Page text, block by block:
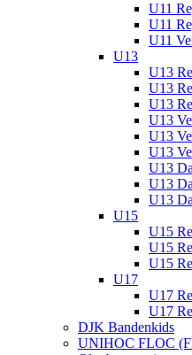
U11
U11
U11
U13
U13
U13
U13
U13
U13
U13
U13
U13
U13
U15
U15
U15
U15
U17
U17
U17
DJK Bandenkids
UNIHOC FLOC